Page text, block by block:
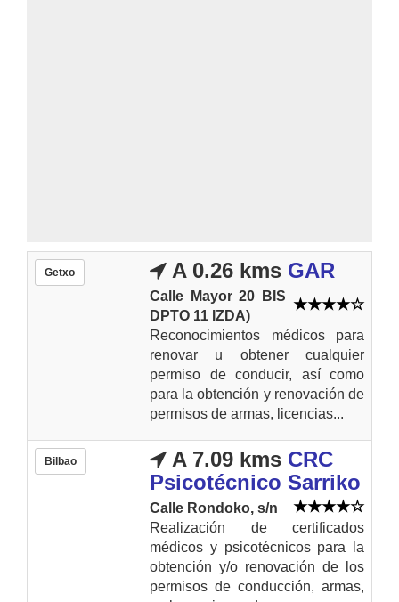
Getxo A 0.26 kms GAR
Calle Mayor 20 BIS
DPTO 11 IZDA)
Reconocimientos médicos para
renovar u obtener cualquier
permiso de conducir, así como
para la obtención y renovación de
permisos de armas, licencias...
Bilbao A 7.09 kms CRC
Psicotécnico Sarriko
Calle Rondoko, s/n
Realización de certificados
médicos y psicotécnicos para la
obtención y/o renovación de los
permisos de conducción, armas,